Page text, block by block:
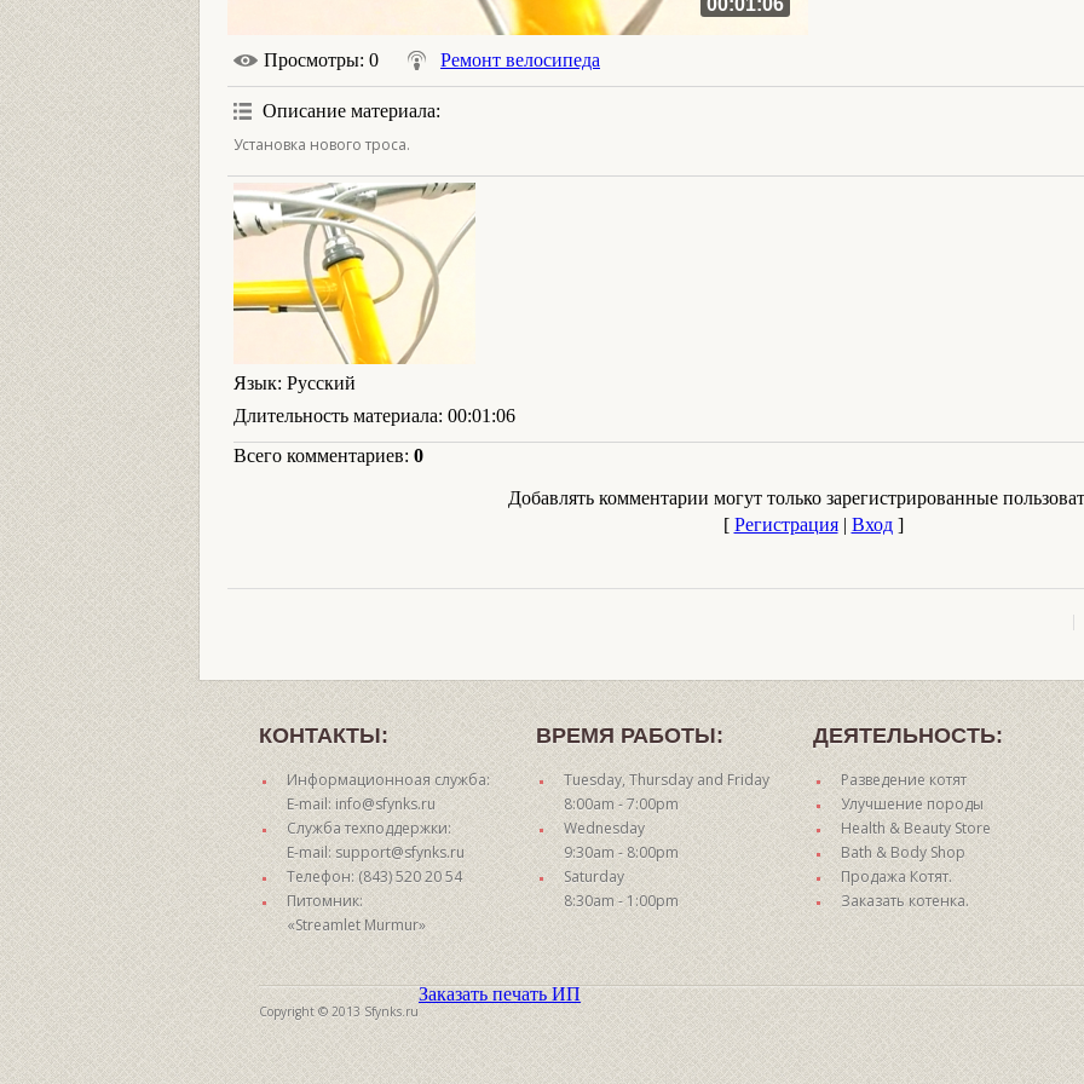
00:01:06
Просмотры: 0 Ремонт велосипеда
Описание материала:
Установка нового троса.
Язык: Русский
Длительность материала: 00:01:06
Всего комментариев: 0
Добавлять комментарии могут только зарегистрированные
[ Регистрация| Вход]
КОНТАКТЫ:
Информационноая служба:
E-mail: info@sfynks.ru
Служба техподдержки:
E-mail: support@sfynks.ru
Телефон: (843) 520 20 54
Питомник:
«Streamlet Murmur»
ВРЕМЯ РАБОТЫ:
Tuesday, Thursday and Friday
8:00am - 7:00pm
Wednesday
9:30am - 8:00pm
Saturday
8:30am - 1:00pm
ДЕЯТЕЛЬНОСТЬ:
Разведение котят
Улучшение породы
Health & Beauty Store
Bath & Body Shop
Продажа Котят.
Заказать котенка.
Copyright © 2013 Sfynks.ru
Заказать печать ИП